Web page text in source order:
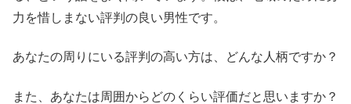
力を惜しまない評判の良い男性です。
あなたの周りにいる評判の高い方は、どんな人柄ですか？
また、あなたは周囲からどのくらい評価だと思いますか？